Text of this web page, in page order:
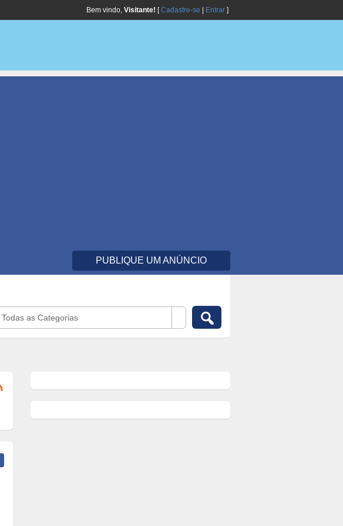
Bem vindo, Visitante! [Cadastre-se Entrar ]
PUBLIQUE UM ANÚNCIO
Todas as Categorias